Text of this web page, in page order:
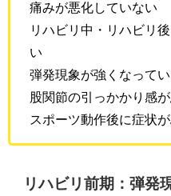
痛みが悪化していない
リハビリ中・リハビリ
い
弾発現象が強くなって
股関節の引っかかり感
スポーツ動作後に症状
リハビリ前期：弾発